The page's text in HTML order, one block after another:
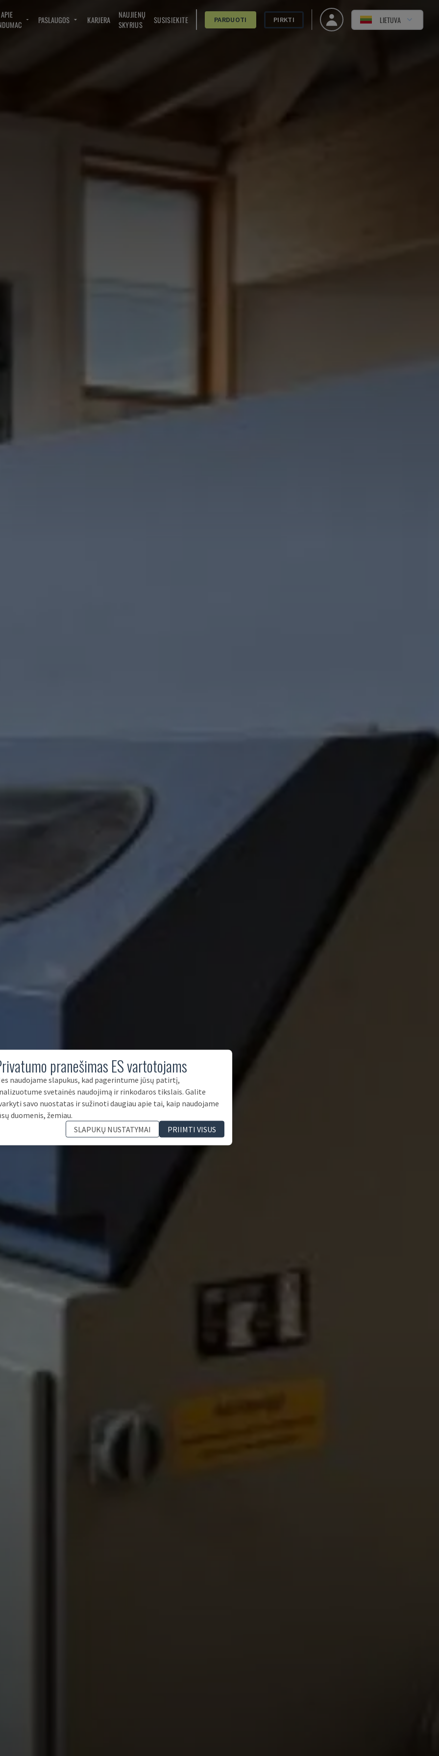
APIE
PASLAUGOS KARJERA
NAUJIENŲ
SKYRIUS
SUSISIEKITE PARDUOTI PIRKTI LIETUVA
pranešimas ES vartotojams
naudojame slapukus, kad pagerintume jūsų patirtį,
svetainės naudojimą ir rinkodaros tikslais. Galite
savo nuostatas ir sužinoti daugiau apie tai, kaip naudojame
duomenis, žemiau.
SLAPUKŲ NUSTATYMAI
PRIIMTI VISUS